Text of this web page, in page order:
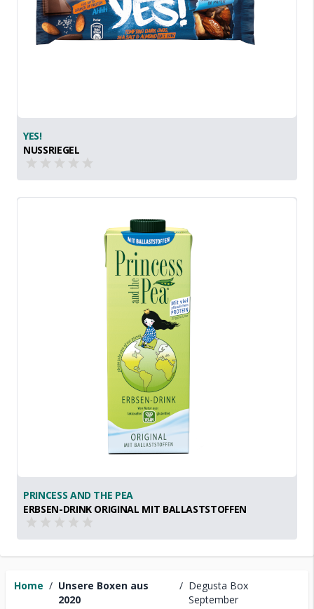
Home / Unsere Boxen aus
2020
/ Degusta Box
September
YES!
NUSSRIEGEL
PRINCESS AND THE PEA
ERBSEN-DRINK ORIGINAL MIT BALLASTSTOFFEN